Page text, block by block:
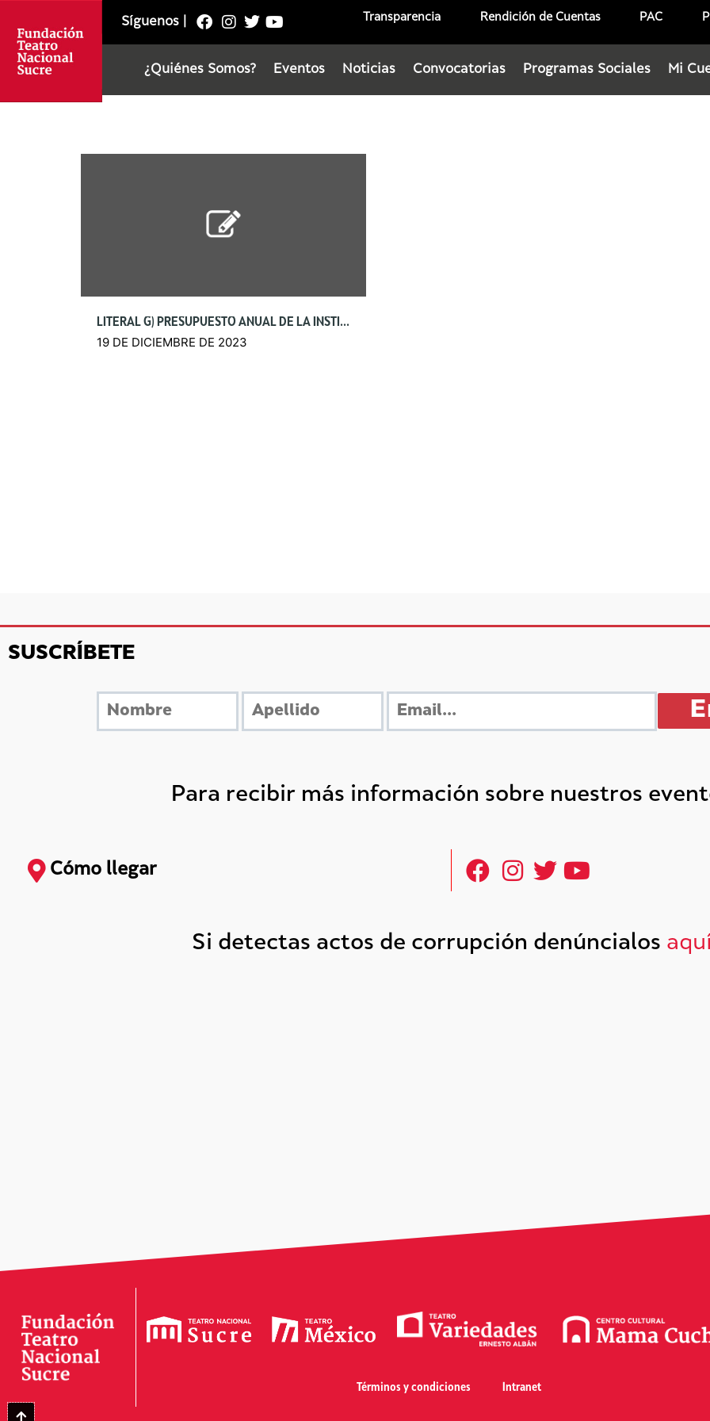
Síguenos Transparencia Rendición de Cuentas PAC
¿Quiénes Somos? Eventos Noticias Convocatorias Programas Sociales Mi
LITERAL G) PRESUPUESTO ANUAL DE LA INSTITUCIÓN
19 DE DICIEMBRE DE 2023
SUSCRÍBETE
Para recibir más información sobre nuestros
Cómo llegar
Si detectas actos de corrupción denúncialos aquí
Términos y condiciones Intranet